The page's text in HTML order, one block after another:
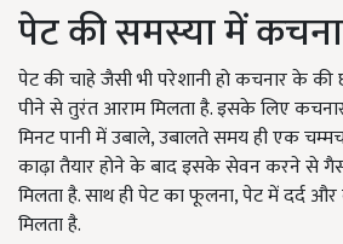
पेट की समस्या में
पेट की चाहे जैसी भी परेशानी हो कचनार के
पीने से तुरंत आराम मिलता है. इसके लिए
मिनट पानी में उबाले, उबालते समय ही एक
काढ़ा तैयार होने के बाद इसके सेवन करने से
मिलता है. साथ ही पेट का फूलना, पेट में दर्द
मिलता है.